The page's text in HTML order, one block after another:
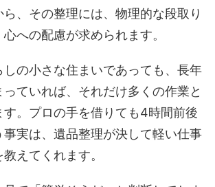
ら、その整理には、物理的な段取り
への配慮が求められます。
しの小さな住まいであっても、長年
ていれば、それだけ多くの作業と
。プロの手を借りても4時間前後
事実は、遺品整理が決して軽い仕事
えてくれます。